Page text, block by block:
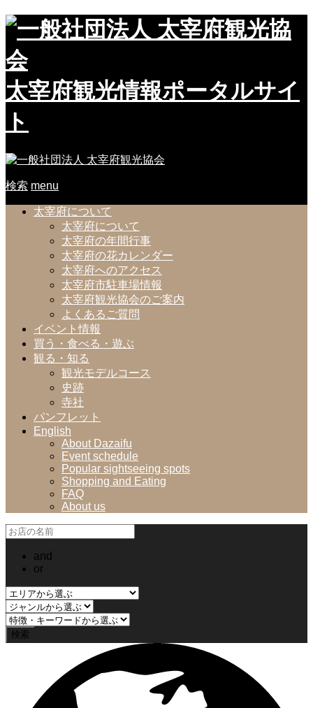
太宰府観光情報ポータルサイ
ト
検索 menu
太宰府について
太宰府について
太宰府の年間行事
太宰府の花カレンダー
太宰府へのアクセス
太宰府市駐車場情報
太宰府観光協会のご案内
よくあるご質問
イベント情報
買う・食べる・遊ぶ
観る・知る
観光モデルコース
史跡
寺社
パンフレット
English
About Dazaifu
Event schedule
Popular sightseeing spots
Shopping and Eating
FAQ
About us
and
or